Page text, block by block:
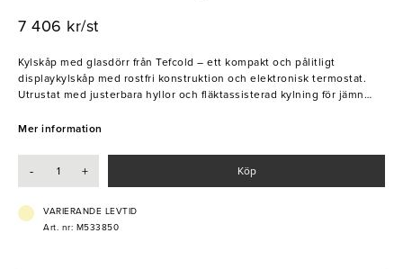
7 406 kr/st
Kylskåp med glasdörr från Tefcold – ett kompakt och pålitligt
displaykylskåp med rostfri konstruktion och elektronisk termostat.
Utrustat med justerbara hyllor och fläktassisterad kylning för jämn
- LED-belysning med strömbrytare
- Rostfri design med automatisk avfrostning
Mer information
- + Köp
VARIERANDE LEVTID
Art. nr: M533850